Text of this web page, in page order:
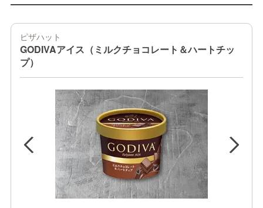
ピザハット
GODIVAアイス（ミルクチョコレート＆ハートチッ
プ）